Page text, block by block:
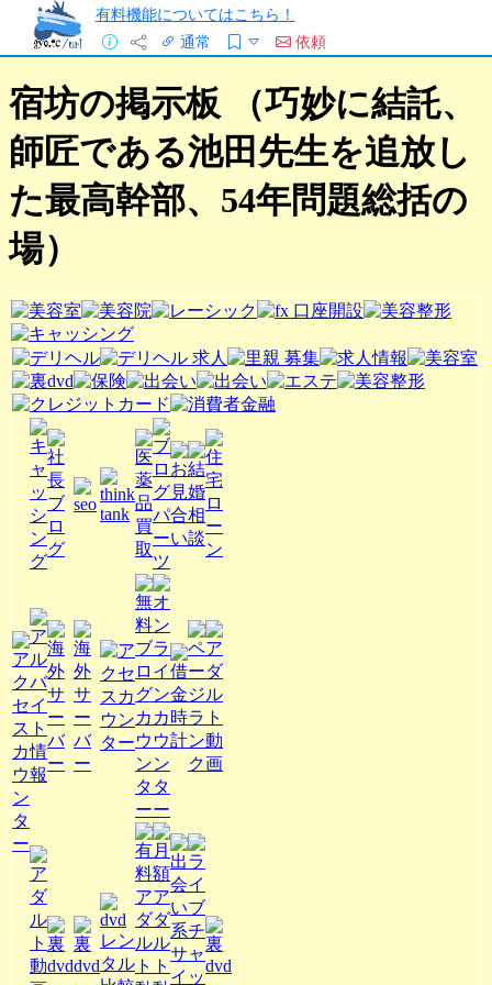
有料機能についてはこちら！
通常
依頼